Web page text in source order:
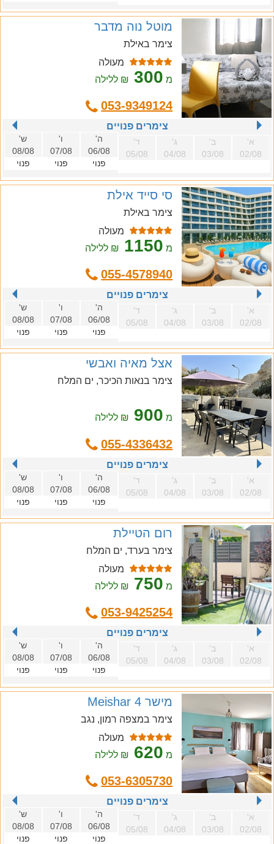
מוטל נוה מדבר
צימר באילת
מעולה
מ 300₪ ללילה
053-9349124
צימרים פנויים
א'
02/08
ב'
03/08
ג'
04/08
ד'
05/08
ה'
06/08
פנוי
ו'
07/08
פנוי
ש'
08/08
פנוי
סי סייד אילת
צימר באילת
מעולה
מ 1150 ₪ ללילה
055-4578940
צימרים פנויים
א'
02/08
ב'
03/08
ג'
04/08
ד'
05/08
ה'
06/08
פנוי
ו'
07/08
פנוי
ש'
08/08
פנוי
אצל מאיה ואבשי
צימר בנאות הכיכר, ים המלח
מ 900 ₪ ללילה
055-4336432
צימרים פנויים
א'
02/08
ב'
03/08
ג'
04/08
ד'
05/08
ה'
06/08
פנוי
ו'
07/08
פנוי
ש'
08/08
פנוי
רום הטיילת
צימר בערד, ים המלח
מעולה
מ 750 ₪ ללילה
053-9425254
צימרים פנויים
א'
02/08
ב'
03/08
ג'
04/08
ד'
05/08
ה'
06/08
פנוי
ו'
07/08
פנוי
ש'
08/08
פנוי
מישר 4 Meishar
צימר במצפה רמון, נגב
מעולה
מ 620 ₪ ללילה
053-6305730
צימרים פנויים
א'
02/08
ב'
03/08
ג'
04/08
ד'
05/08
ה'
06/08
פנוי
ו'
07/08
פנוי
ש'
08/08
פנוי